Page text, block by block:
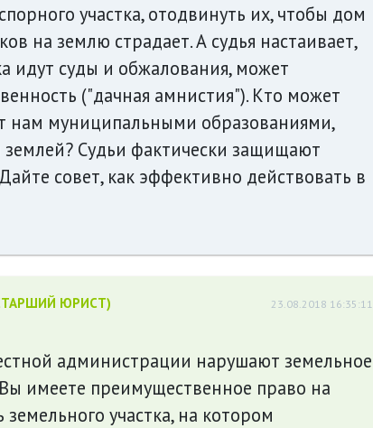
участка, отодвинуть их, чтобы дом
на землю страдает. А судья настаивает,
идут суды и обжалования, может
("дачная амнистия"). Кто может
нам муниципальными образованиями,
Судьи фактически защищают
совет, как эффективно действовать в
ЮРИСТ) 23.08.2018 16:35:11
администрации нарушают земельное
Вы имеете преимущественное право на
участка, на котором